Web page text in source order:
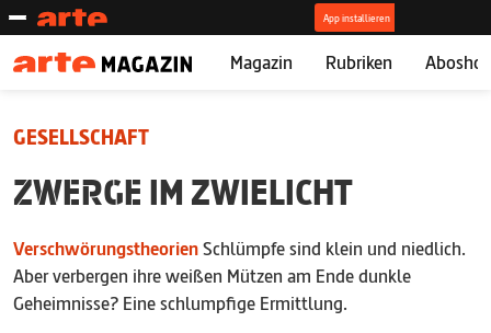
Magazin Rubriken
GESELLSCHAFT
ZWERGE IM ZWIELICHT
VerschwörungstheorienSchlümpfe sind klein und niedlich.
Aber verbergen ihre weißen Mützen am Ende dunkle
Geheimnisse? Eine schlumpfige Ermittlung.